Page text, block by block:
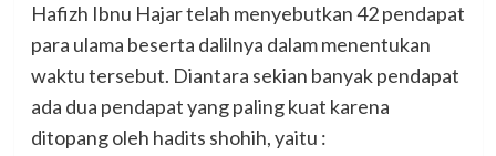
Hafizh Ibnu Hajar telah menyebutkan 42 pendapat
para ulama beserta dalilnya dalam menentukan
waktu tersebut. Diantara sekian banyak pendapat
ada dua pendapat yang paling kuat karena
ditopang oleh hadits shohih, yaitu :